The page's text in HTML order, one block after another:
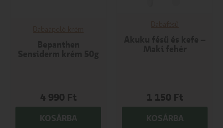
4 990 Ft
KOSÁRBA
1 150 Ft
KOSÁRBA